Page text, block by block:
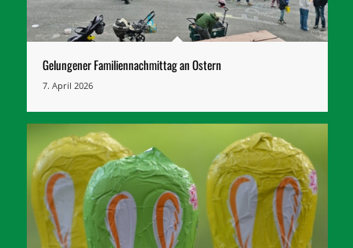
Gelungener Familiennachmittag an Ostern
7. April 2026